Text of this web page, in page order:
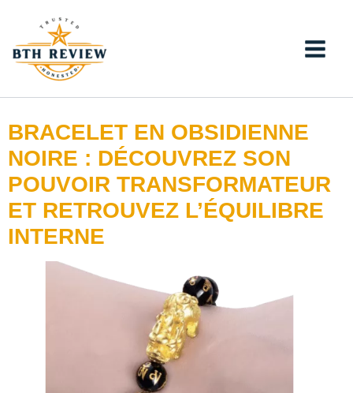
contenu
BRACELET EN OBSIDIENNE
NOIRE : DÉCOUVREZ SON
POUVOIR TRANSFORMATEUR
ET RETROUVEZ L’ÉQUILIBRE
INTERNE